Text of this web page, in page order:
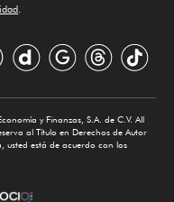
.
y Finanzas, S.A. de C.V. All
al Título en Derechos de Autor
está de acuerdo con los